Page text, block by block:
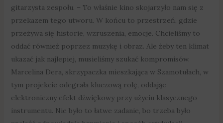
gitarzysta zespołu. – To właśnie kino skojarzyło nam się z
przekazem tego utworu. W końcu to przestrzeń, gdzie
przeżywa się historie, wzruszenia, emocje. Chcieliśmy to
oddać również poprzez muzykę i obraz. Ale żeby ten klimat
ukazać jak najlepiej, musieliśmy szukać kompromisów.
Marcelina Dera, skrzypaczka mieszkająca w Szamotułach, w
tym projekcie odegrała kluczową rolę, oddając
elektroniczny efekt dźwiękowy przy użyciu klasycznego
instrumentu. Nie było to łatwe zadanie, bo trzeba było